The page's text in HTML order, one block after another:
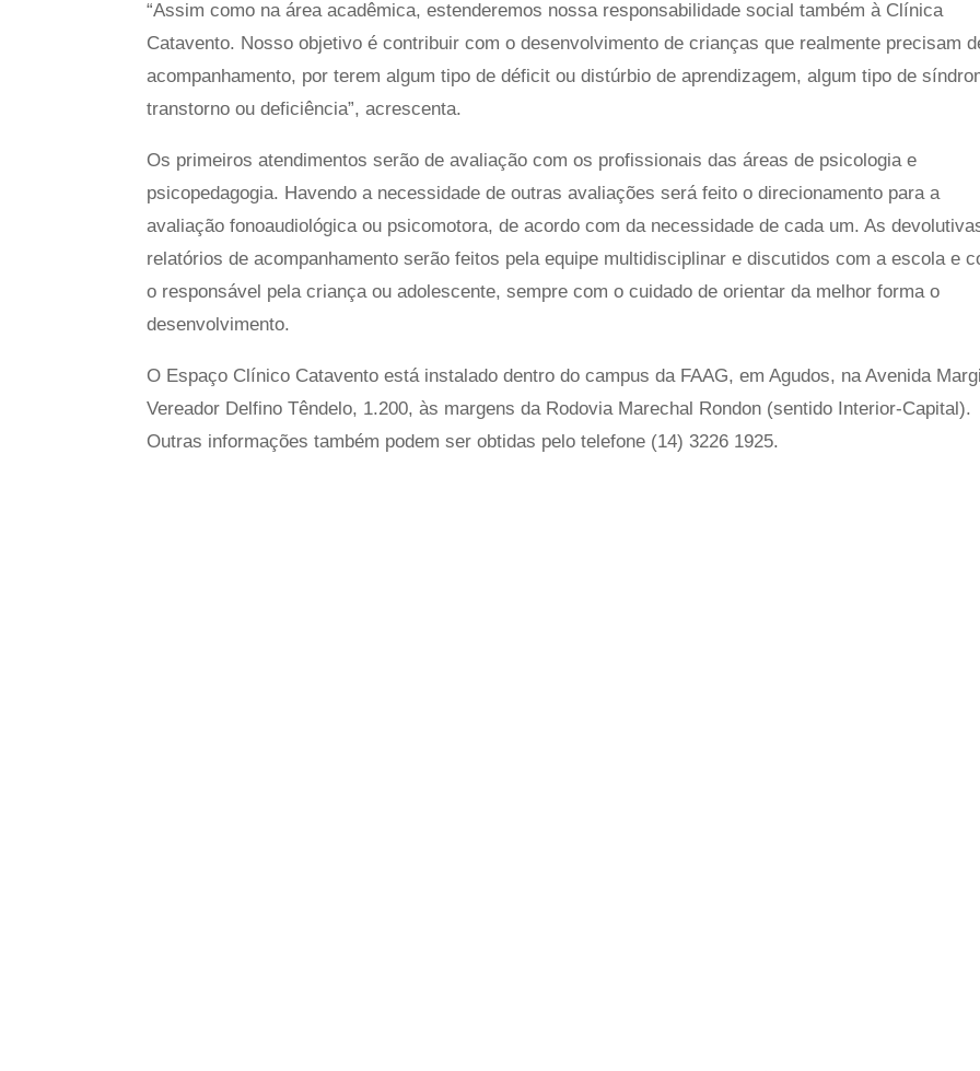
“Assim como na área acadêmica, estenderemos nossa responsabilidade social também à Clínica
Catavento. Nosso objetivo é contribuir com o desenvolvimento de crianças que realmente precisam
acompanhamento, por terem algum tipo de déficit ou distúrbio de aprendizagem, algum tipo de
transtorno ou deficiência”, acrescenta.
Os primeiros atendimentos serão de avaliação com os profissionais das áreas de psicologia e
psicopedagogia. Havendo a necessidade de outras avaliações será feito o direcionamento para a
avaliação fonoaudiológica ou psicomotora, de acordo com da necessidade de cada um. As
relatórios de acompanhamento serão feitos pela equipe multidisciplinar e discutidos com a escola e
o responsável pela criança ou adolescente, sempre com o cuidado de orientar da melhor forma o
desenvolvimento.
O Espaço Clínico Catavento está instalado dentro do campus da FAAG, em Agudos, na Avenida
Vereador Delfino Têndelo, 1.200, às margens da Rodovia Marechal Rondon (sentido Interior-Capital).
Outras informações também podem ser obtidas pelo telefone (14) 3226 1925.